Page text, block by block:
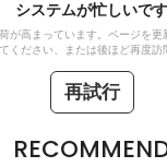
システムが忙しいです
が高まっています。ページを更
ください、または後ほど再度訪
再試行